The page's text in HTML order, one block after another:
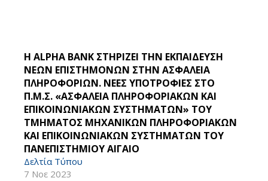
Η ALPHA BANK ΣΤΗΡΙΖΕΙ ΤΗΝ ΕΚΠΑΙΔΕΥΣΗ
ΝΕΩΝ ΕΠΙΣΤΗΜΟΝΩΝ ΣΤΗΝ ΑΣΦΑΛΕΙΑ
ΠΛΗΡΟΦΟΡΙΩΝ. ΝΕΕΣ ΥΠΟΤΡΟΦΙΕΣ ΣΤΟ
Π.Μ.Σ. «ΑΣΦΑΛΕΙΑ ΠΛΗΡΟΦΟΡΙΑΚΩΝ ΚΑΙ
ΕΠΙΚΟΙΝΩΝΙΑΚΩΝ ΣΥΣΤΗΜΑΤΩΝ» ΤΟΥ
ΤΜΗΜΑΤΟΣ ΜΗΧΑΝΙΚΩΝ ΠΛΗΡΟΦΟΡΙΑΚΩΝ
ΚΑΙ ΕΠΙΚΟΙΝΩΝΙΑΚΩΝ ΣΥΣΤΗΜΑΤΩΝ ΤΟΥ
ΠΑΝΕΠΙΣΤΗΜΙΟΥ ΑΙΓΑΙΟ
Δελτία Τύπου
7 Νοε 2023